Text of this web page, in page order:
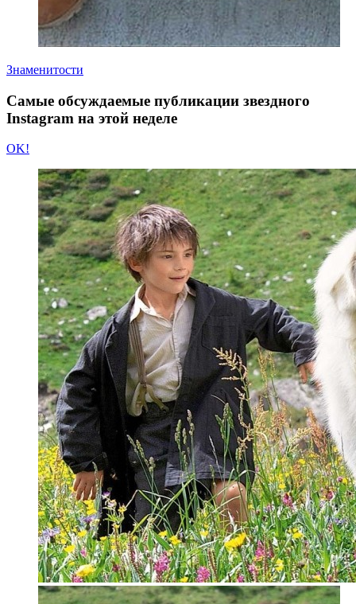
Знаменитости
Самые обсуждаемые публикации звездного
Instagram на этой неделе
OK!